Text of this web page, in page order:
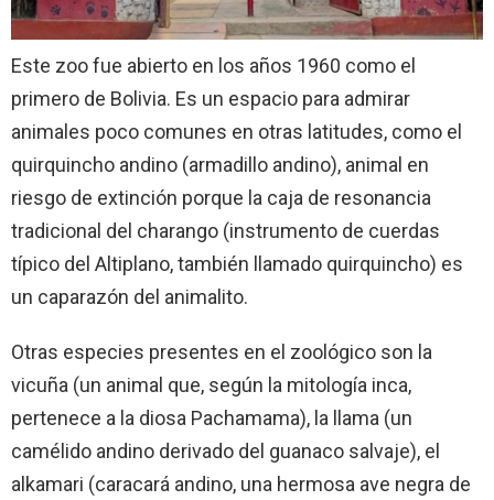
Este zoo fue abierto en los años 1960 como el
primero de Bolivia. Es un espacio para admirar
animales poco comunes en otras latitudes, como el
quirquincho andino (armadillo andino), animal en
riesgo de extinción porque la caja de resonancia
tradicional del charango (instrumento de cuerdas
típico del Altiplano, también llamado quirquincho) es
un caparazón del animalito.
Otras especies presentes en el zoológico son la
vicuña (un animal que, según la mitología inca,
pertenece a la diosa Pachamama), la llama (un
camélido andino derivado del guanaco salvaje), el
alkamari (caracará andino, una hermosa ave negra de